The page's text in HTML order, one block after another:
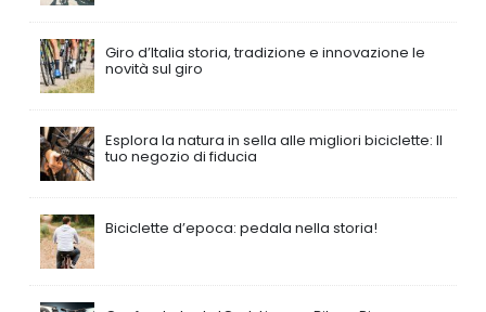
Giro d’Italia storia, tradizione e innovazione le
novità sul giro
Esplora la natura in sella alle migliori biciclette: Il
tuo negozio di fiducia
Biciclette d’epoca: pedala nella storia!